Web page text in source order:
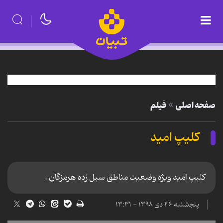
صفحه اصلی فیلم
کلیپ امید
کلیپ امید ویژه وضعیت مناطق سیل زده هرمزگان .
پنجشنبه ۲۶ دی ۱۳۹۸ - ۱۳:۳۱